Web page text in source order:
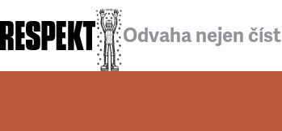
Odvaha nejen číst